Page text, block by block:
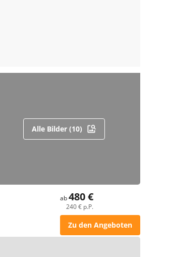
Alle Bilder (10)
ab480 €
240 € p.P.
Zu den Angeboten